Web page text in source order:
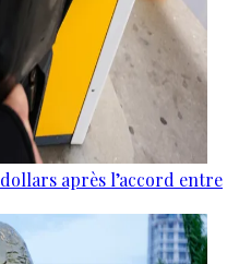
après l’accord entre